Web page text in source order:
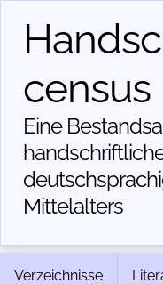
census
Eine
Mittelalters
Verzeichnisse